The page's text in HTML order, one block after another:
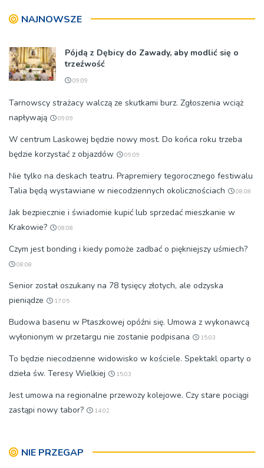
NAJNOWSZE
Pójdą z Dębicy do Zawady, aby modlić się o
trzeźwość
09:09
Tarnowscy strażacy walczą ze skutkami burz. Zgłoszenia wciąż
napływają
09:09
W centrum Laskowej będzie nowy most. Do końca roku trzeba
będzie korzystać z objazdów
09:09
Nie tylko na deskach teatru. Prapremiery tegorocznego festiwalu
Talia będą wystawiane w niecodziennych okolicznościach
08:08
Jak bezpiecznie i świadomie kupić lub sprzedać mieszkanie w
Krakowie?
08:08
Czym jest bonding i kiedy pomoże zadbać o piękniejszy uśmiech?
08:08
Senior został oszukany na 78 tysięcy złotych, ale odzyska
pieniądze
17:05
Budowa basenu w Ptaszkowej opóźni się. Umowa z wykonawcą
wyłonionym w przetargu nie zostanie podpisana
15:03
To będzie niecodzienne widowisko w kościele. Spektakl oparty o
dzieła św. Teresy Wielkiej
15:03
Jest umowa na regionalne przewozy kolejowe. Czy stare pociągi
zastąpi nowy tabor?
14:02
NIE PRZEGAP